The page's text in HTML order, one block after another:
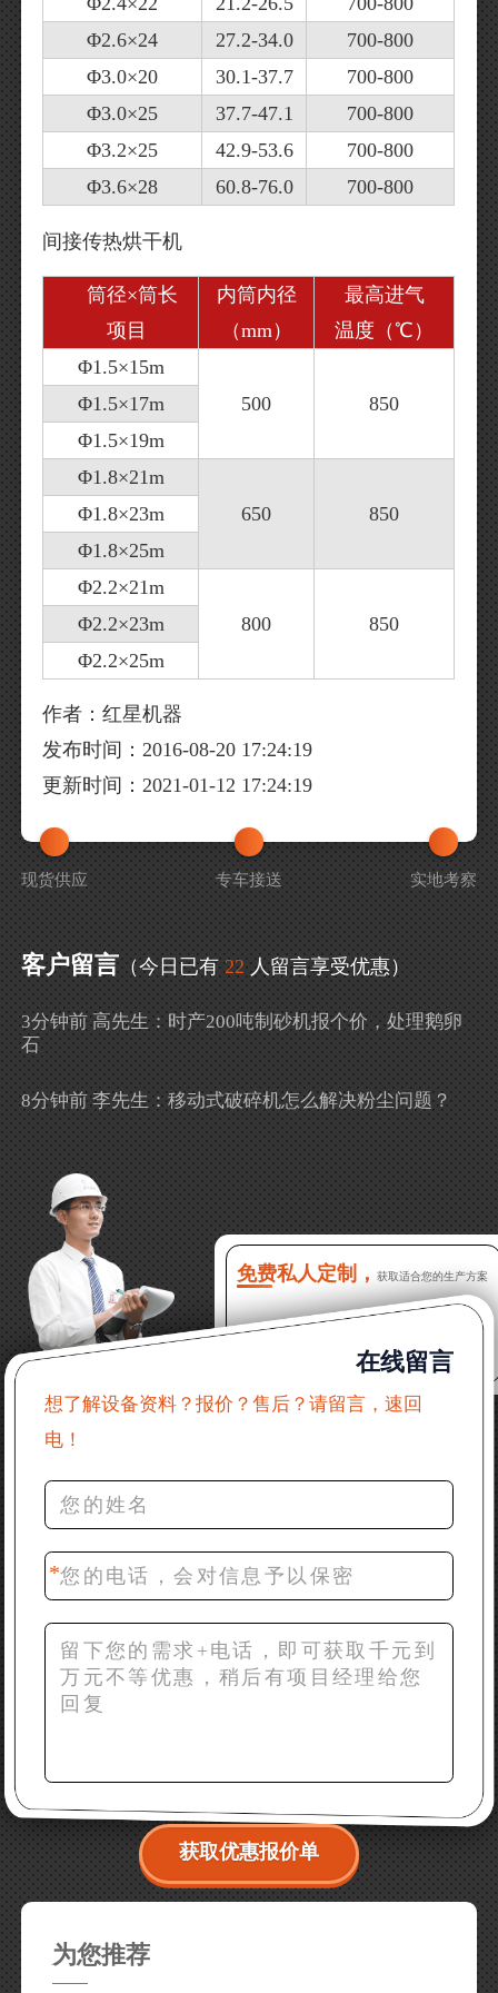
Φ2.6×24
27.2-34.0
700-800
Φ3.0×20
30.1-37.7
700-800
Φ3.0×25
37.7-47.1
700-800
Φ3.2×25
42.9-53.6
700-800
Φ3.6×28
60.8-76.0 700-800
间接传热烘干机
筒径×筒长
项目
内筒内径
（mm）
最高进气
温度（℃）
Φ1.5×15m
500
850
Φ1.5×17m
Φ1.5×19m
Φ1.8×21m
650
850
Φ1.8×23m
Φ1.8×25m
Φ2.2×21m
800
850
Φ2.2×23m
Φ2.2×25m
作者：红星机器
发布时间：2016-08-20 17:24:19
更新时间：2021-01-12 17:24:19
现货供应 专车接送 实地考察
客户留言 （今日已有 22 人留言享受优惠）
3分钟前 高先生：时产200吨制砂机报个价，处理鹅卵
石
8分钟前 李先生：移动式破碎机怎么解决粉尘问题？
吗？
16分钟前 程先生：破碎生产线出个方案及报价，有什
么售后服务？
22分钟前 郑女士：想了解时产500吨锤破，加工石灰石
31分钟前 吴先生：成套石头破碎设备有吗？给个详细
产品资料
36分钟前 罗先生：每小时100吨左右的鄂破和反击破，
42分钟前 梁先生：膨润土磨到200目，用什么磨粉设
备？
免费私人定制， 获取适合您的生产方案
在线留言
想了解设备资料？报价？售后？请留言，速回
电！
获取优惠报价单
为您推荐